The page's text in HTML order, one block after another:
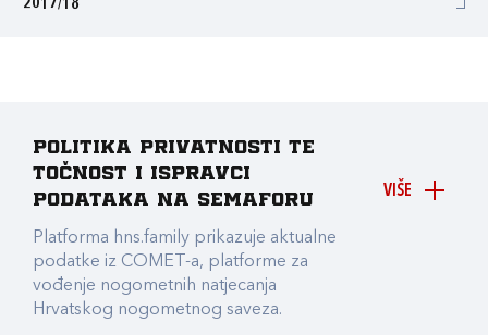
2017/18
VIŠE
Politika privatnosti te
točnost i ispravci
podataka na Semaforu
Platforma hns.family prikazuje aktualne
podatke iz COMET-a, platforme za
vođenje nogometnih natjecanja
Hrvatskog nogometnog saveza.